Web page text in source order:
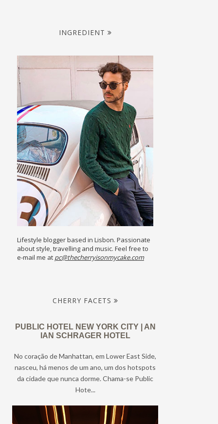
INGREDIENT
Lifestyle blogger based in Lisbon. Passionate
about style, travelling and music. Feel free to
e-mail me at pc@thecherryisonmycake.com
CHERRY FACETS
PUBLIC HOTEL NEW YORK CITY | AN
IAN SCHRAGER HOTEL
No coração de Manhattan, em Lower East Side,
nasceu, há menos de um ano, um dos hotspots
da cidade que nunca dorme. Chama-se Public
Hote...